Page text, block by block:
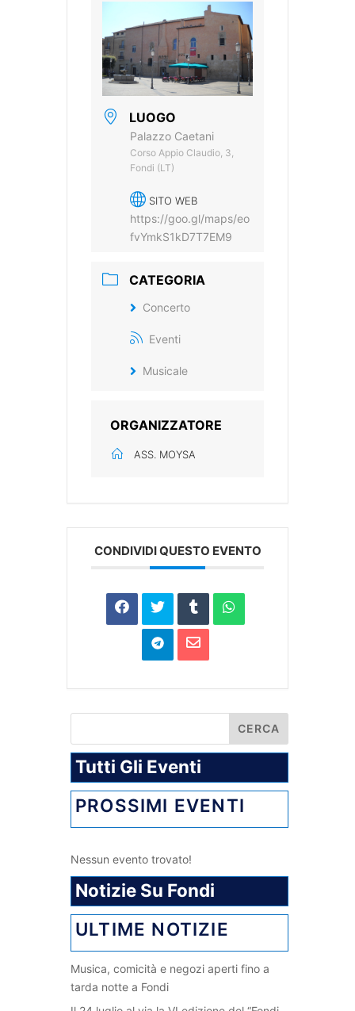
LUOGO
Palazzo Caetani
Corso Appio Claudio, 3,
Fondi (LT)
SITO WEB
https://goo.gl/maps/eo
fvYmkS1kD7T7EM9
CATEGORIA
Concerto
Eventi
Musicale
ORGANIZZATORE
ASS. MOYSA
CONDIVIDI QUESTO EVENTO
Tutti Gli Eventi
PROSSIMI EVENTI
Nessun evento trovato!
Notizie Su Fondi
ULTIME NOTIZIE
Musica, comicità e negozi aperti fino a
tarda notte a Fondi